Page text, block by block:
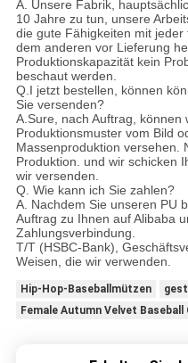
A. Unsere Fabrik,
10 Jahre zu tun, unsere
die gute Fähigkeiten mit
dem anderen vor Lieferung
Produktionskapazität kein
beschaut werden.
Q.I jetzt bestellen, können
Sie versenden?
A.Sure, nach Auftrag, können
Produktionsmuster vom Bild
Massenproduktion versehen.
Produktion. und wir schicken
wir versenden.
Q. Wie kann ich Sie zahlen?
A. Nachdem Sie unseren PU
Auftrag zu Ihnen auf Alibaba
Zahlungsverbindung.
T/T (HSBC-Bank),
Weisen, die wir verwenden.
Hip-Hop-Baseballmützen
Female Autumn Velvet Baseball